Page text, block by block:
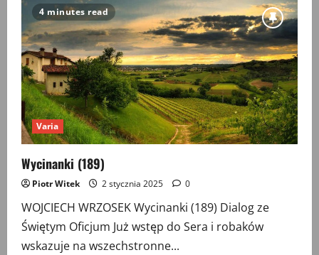
Wojna
|
Edukacja
4 minutes read
Varia
Wycinanki (189)
Piotr Witek 2 stycznia 2025 0
WOJCIECH WRZOSEK Wycinanki (189) Dialog ze
Świętym Oficjum Już wstęp do Sera i robaków
wskazuje na wszechstronne...